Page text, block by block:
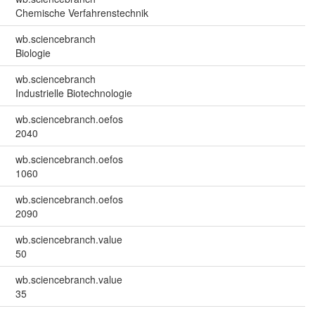
Chemische Verfahrenstechnik
wb.sciencebranch
Biologie
wb.sciencebranch
Industrielle Biotechnologie
wb.sciencebranch.oefos
2040
wb.sciencebranch.oefos
1060
wb.sciencebranch.oefos
2090
wb.sciencebranch.value
50
wb.sciencebranch.value
35